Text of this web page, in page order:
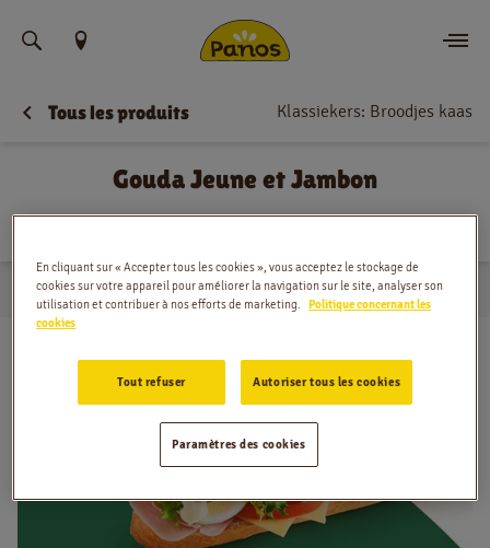
Trouvez votre emplacement
Commander
Nouvelles
Magasins
Contact
Jobs
Tous les produits Klassiekers: Broodjes kaas
Gouda Jeune et Jambon
Domicile
… Belegde broodjes Gouda Jeune et Jambon
En cliquant sur « Accepter tous les cookies », vous acceptez le stockage de
cookies sur votre appareil pour améliorer la navigation sur le site, analyser son
utilisation et contribuer à nos efforts de marketing.
Politique concernant les
cookies
Tout refuser Autoriser tous les cookies
Paramètres des cookies